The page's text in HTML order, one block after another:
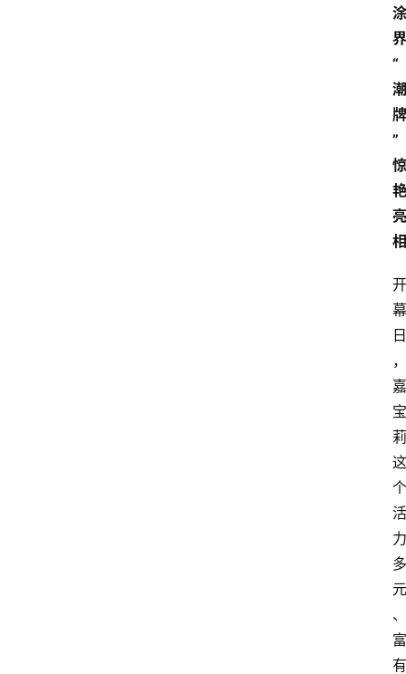
涂
界
“
潮
牌
”
惊
艳
亮
相
开
幕
日
，
嘉
宝
莉
这
个
活
力
多
元
、
富
有